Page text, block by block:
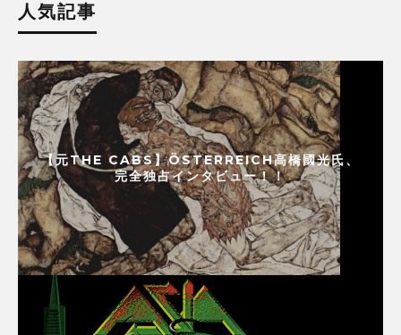
人気記事
【元THE CABS】ÖSTERREICH高橋國光氏、
完全独占インタビュー！！